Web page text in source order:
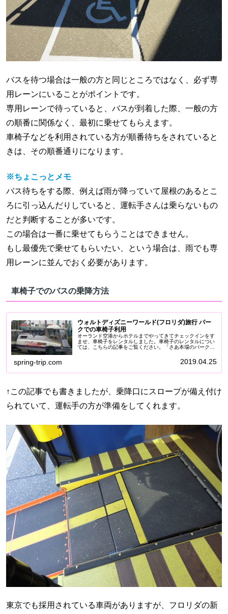
バスを待つ場合は一般の方と同じところではなく、必ず専
用レーンにいることがポイントです。
専用レーンで待っていると、バスが到着した際、一般の方
の順番に関係なく、最初に乗せてもらえます。
車椅子などを利用されている方が順番待ちをされていると
きは、その順番通りになります。
※ちょこっとメモ
バス待ちをする際、例えば雨が降っていて屋根のあるとこ
ろに引っ込んだりしていると、運転手さんは乗らないもの
だと判断することが多いです。
この場合は一番に乗せてもらうことはできません。
もし最優先で乗せてもらいたい、という場合は、雨でも専
用レーンに並んでおく必要があります。
車椅子でのバスの乗降方法
ウォルトディズニーワールド(フロリダ)旅行 パー
クでの車椅子利用
オーランド空港からホテルまでやってきてチェックインをす
ませ、車椅子をレンタルしました。車椅子のレンタルについ
ては、こちらの記事をご覧ください。「さあ本場のパークに
spring-trip.com 2019.04.25
↑この記事でも書きましたが、乗降口にスロープが備え付け
られていて、運転手の方が準備をしてくれます。
東京でも採用されている車両がありますが、フロリダの新